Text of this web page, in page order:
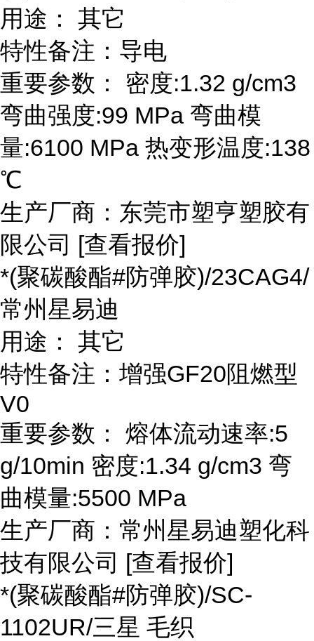
用途： 其它
特性备注：导电
重要参数： 密度:1.32 g/cm3
弯曲强度:99 MPa 弯曲模
量:6100 MPa 热变形温度:138
℃
生产厂商：东莞市塑亨塑胶有
限公司 [查看报价]
*(聚碳酸酯#防弹胶)/23CAG4/
常州星易迪
用途： 其它
特性备注：增强GF20阻燃型
V0
重要参数： 熔体流动速率:5
g/10min 密度:1.34 g/cm3 弯
曲模量:5500 MPa
生产厂商：常州星易迪塑化科
技有限公司 [查看报价]
*(聚碳酸酯#防弹胶)/SC-
1102UR/三星 毛织